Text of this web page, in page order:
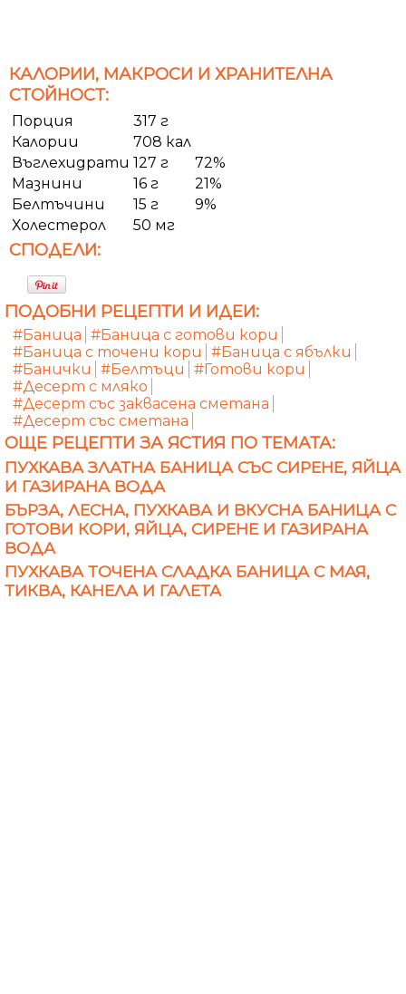
КАЛОРИИ, МАКРОСИ И ХРАНИТЕЛНА
СТОЙНОСТ:
Порция
317 г
Калории
708 кал
Въглехидрати 127 г
72%
Мазнини
16 г
21%
Белтъчини
15 г
9%
Холестерол
50 мг
СПОДЕЛИ:
ПОДОБНИ РЕЦЕПТИ И ИДЕИ:
#Баница #Баница с готови кори
#Баница с точени кори
#Баница с ябълки
#Банички
#Белтъци
#Готови кори
#Десерт с мляко
#Десерт със заквасена сметана
#Десерт със сметана
ОЩЕ РЕЦЕПТИ ЗА ЯСТИЯ ПО ТЕМАТА:
ПУХКАВА ЗЛАТНА БАНИЦА СЪС СИРЕНЕ, ЯЙЦА
И ГАЗИРАНА ВОДА
БЪРЗА, ЛЕСНА, ПУХКАВА И ВКУСНА БАНИЦА С
ГОТОВИ КОРИ, ЯЙЦА, СИРЕНЕ И ГАЗИРАНА
ВОДА
ПУХКАВА ТОЧЕНА СЛАДКА БАНИЦА С МАЯ,
ТИКВА, КАНЕЛА И ГАЛЕТА